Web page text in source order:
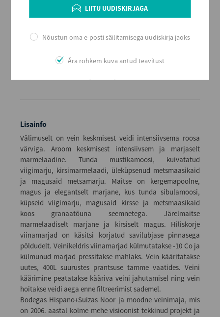
8437008397092
Serveerimine
Jahutatuna, 8 - 10 Co väiksemast Bordeaux tüüpi sihvaka
kujuga veiniklaasist. Arengupotentsiaal veinikeldris 6 – 9
Lisainfo
Välimuselt on vein keskmisest veidi intensiivsema roosa
värviga. Aroom keskmisest intensiivsem ja marjaselt
marmelaadine. Tunda mustikamoosi, kuivatatud
viigimarju, kirsimarmelaadi, üleküpsenud metsmaasikaid
ja magusaid metsamarju. Maitse on kergemapoolne,
magus ja elegantselt marjane, kus tunda sibulamoosi,
küpseid viigimarju, magusaid kirsse ja metsmaasikaid
koos granaatõuna seemnetega. Järelmaitse
marmelaadiselt marjane ja kirsiselt magus. Hiliskorje
viinamarjad on käsitsi korjatud savilubjase pinnasega
põldudelt. Veinikeldris viinamarjad külmutatakse -10 Co ja
külmunud marjad pressitakse mahlaks. Vein kääritatakse
uutes, 400L suurustes prantsuse tamme vaatides. Veini
käärimine peatatakse kääriva veini jahutamisel ning vein
hoitakse veidi aega enne filtreerimist sademel.
Bodegas Hispano+Suizas Noor ja moodne veinimaja, mis
on 2006. aastal kolme mehe visioonist tekkinud projekt ja
LIITU UUDISKIRJAGA
Nõustun oma e-posti säilitamisega uudiskirja jaoks
Ära rohkem kuva antud teavitust